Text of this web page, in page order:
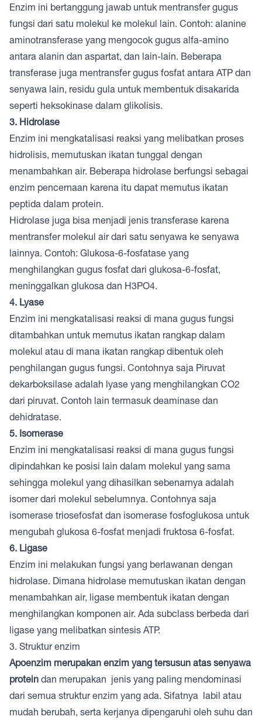
Enzim ini bertanggung jawab untuk mentransfer gugus
fungsi dari satu molekul ke molekul lain. Contoh: alanine
aminotransferase yang mengocok gugus alfa-amino
antara alanin dan aspartat, dan lain-lain. Beberapa
transferase juga mentransfer gugus fosfat antara ATP dan
senyawa lain, residu gula untuk membentuk disakarida
seperti heksokinase dalam glikolisis.
3. Hidrolase
Enzim ini mengkatalisasi reaksi yang melibatkan proses
hidrolisis, memutuskan ikatan tunggal dengan
menambahkan air. Beberapa hidrolase berfungsi sebagai
enzim pencernaan karena itu dapat memutus ikatan
peptida dalam protein.
Hidrolase juga bisa menjadi jenis transferase karena
mentransfer molekul air dari satu senyawa ke senyawa
lainnya. Contoh: Glukosa-6-fosfatase yang
menghilangkan gugus fosfat dari glukosa-6-fosfat,
meninggalkan glukosa dan H3PO4.
4. Lyase
Enzim ini mengkatalisasi reaksi di mana gugus fungsi
ditambahkan untuk memutus ikatan rangkap dalam
molekul atau di mana ikatan rangkap dibentuk oleh
penghilangan gugus fungsi. Contohnya saja Piruvat
dekarboksilase adalah lyase yang menghilangkan CO2
dari piruvat. Contoh lain termasuk deaminase dan
dehidratase.
5. Isomerase
Enzim ini mengkatalisasi reaksi di mana gugus fungsi
dipindahkan ke posisi lain dalam molekul yang sama
sehingga molekul yang dihasilkan sebenarnya adalah
isomer dari molekul sebelumnya. Contohnya saja
isomerase triosefosfat dan isomerase fosfoglukosa untuk
mengubah glukosa 6-fosfat menjadi fruktosa 6-fosfat.
6. Ligase
Enzim ini melakukan fungsi yang berlawanan dengan
hidrolase. Dimana hidrolase memutuskan ikatan dengan
menambahkan air, ligase membentuk ikatan dengan
menghilangkan komponen air. Ada subclass berbeda dari
ligase yang melibatkan sintesis ATP.
3. Struktur enzim
Apoenzim merupakan enzim yang tersusun atas senyawa
protein dan merupakan jenis yang paling mendominasi
dari semua struktur enzim yang ada. Sifatnya labil atau
mudah berubah, serta kerjanya dipengaruhi oleh suhu dan